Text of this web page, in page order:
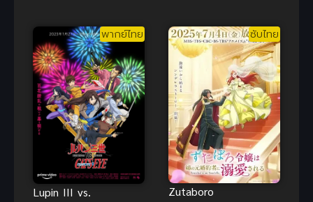
ชัดเต็มเรื่อง
พากย์ไทย
Lupin III vs.
ซับไทย
Zutaboro